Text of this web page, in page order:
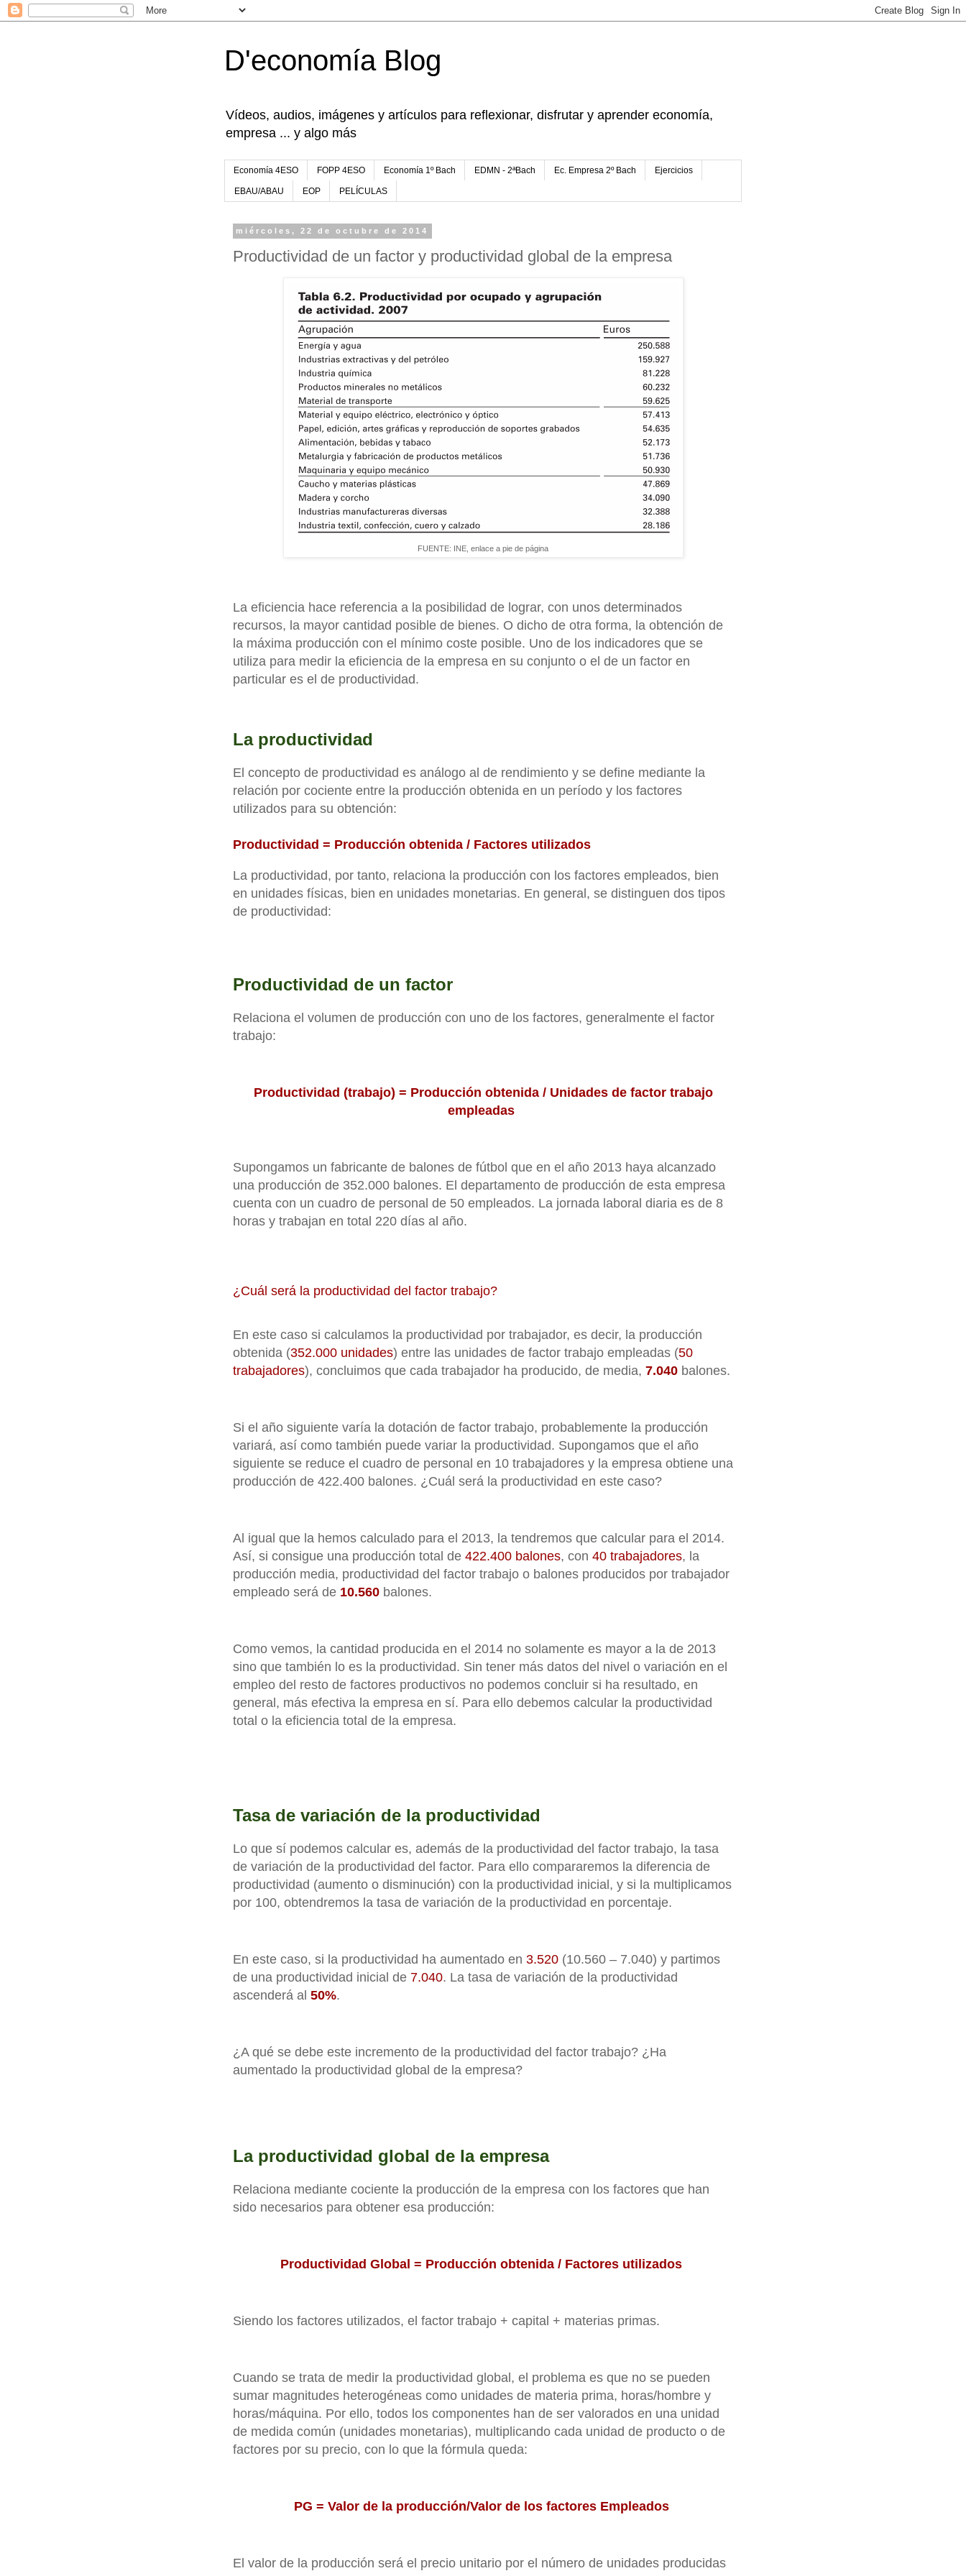
D'economía Blog
Vídeos, audios, imágenes y artículos para reflexionar, disfrutar y aprender economía,
empresa ... y algo más
Economía 4ESO FOPP 4ESO Economía 1º Bach EDMN - 2ªBach Ec. Empresa 2º Bach Ejercicios
EBAU/ABAU EOP PELÍCULAS
miércoles, 22 de octubre de 2014
Productividad de un factor y productividad global de la empresa
FUENTE: INE, enlace a pie de página
La eficiencia hace referencia a la posibilidad de lograr, con unos determinados
recursos, la mayor cantidad posible de bienes. O dicho de otra forma, la obtención de
la máxima producción con el mínimo coste posible. Uno de los indicadores que se
utiliza para medir la eficiencia de la empresa en su conjunto o el de un factor en
particular es el de productividad.
La productividad
El concepto de productividad es análogo al de rendimiento y se define mediante la
relación por cociente entre la producción obtenida en un período y los factores
utilizados para su obtención:
Productividad = Producción obtenida / Factores utilizados
La productividad, por tanto, relaciona la producción con los factores empleados, bien
en unidades físicas, bien en unidades monetarias. En general, se distinguen dos tipos
de productividad:
Productividad de un factor
Relaciona el volumen de producción con uno de los factores, generalmente el factor
trabajo:
Productividad (trabajo) = Producción obtenida / Unidades de factor trabajo
empleadas
Supongamos un fabricante de balones de fútbol que en el año 2013 haya alcanzado
una producción de 352.000 balones. El departamento de producción de esta empresa
cuenta con un cuadro de personal de 50 empleados. La jornada laboral diaria es de 8
horas y trabajan en total 220 días al año.
¿Cuál será la productividad del factor trabajo?
En este caso si calculamos la productividad por trabajador, es decir, la producción
obtenida (352.000 unidades) entre las unidades de factor trabajo empleadas (50
trabajadores), concluimos que cada trabajador ha producido, de media, 7.040 balones.
Si el año siguiente varía la dotación de factor trabajo, probablemente la producción
variará, así como también puede variar la productividad. Supongamos que el año
siguiente se reduce el cuadro de personal en 10 trabajadores y la empresa obtiene una
producción de 422.400 balones. ¿Cuál será la productividad en este caso?
Al igual que la hemos calculado para el 2013, la tendremos que calcular para el 2014.
Así, si consigue una producción total de 422.400 balones, con 40 trabajadores, la
producción media, productividad del factor trabajo o balones producidos por trabajador
empleado será de 10.560 balones.
Como vemos, la cantidad producida en el 2014 no solamente es mayor a la de 2013
sino que también lo es la productividad. Sin tener más datos del nivel o variación en el
empleo del resto de factores productivos no podemos concluir si ha resultado, en
general, más efectiva la empresa en sí. Para ello debemos calcular la productividad
total o la eficiencia total de la empresa.
Tasa de variación de la productividad
Lo que sí podemos calcular es, además de la productividad del factor trabajo, la tasa
de variación de la productividad del factor. Para ello compararemos la diferencia de
productividad (aumento o disminución) con la productividad inicial, y si la multiplicamos
por 100, obtendremos la tasa de variación de la productividad en porcentaje.
En este caso, si la productividad ha aumentado en 3.520 (10.560 – 7.040) y partimos
de una productividad inicial de 7.040. La tasa de variación de la productividad
ascenderá al 50%.
¿A qué se debe este incremento de la productividad del factor trabajo? ¿Ha
aumentado la productividad global de la empresa?
La productividad global de la empresa
Relaciona mediante cociente la producción de la empresa con los factores que han
sido necesarios para obtener esa producción:
Productividad Global = Producción obtenida / Factores utilizados
Siendo los factores utilizados, el factor trabajo + capital + materias primas.
Cuando se trata de medir la productividad global, el problema es que no se pueden
sumar magnitudes heterogéneas como unidades de materia prima, horas/hombre y
horas/máquina. Por ello, todos los componentes han de ser valorados en una unidad
de medida común (unidades monetarias), multiplicando cada unidad de producto o de
factores por su precio, con lo que la fórmula queda:
PG = Valor de la producción/Valor de los factores Empleados
El valor de la producción será el precio unitario por el número de unidades producidas